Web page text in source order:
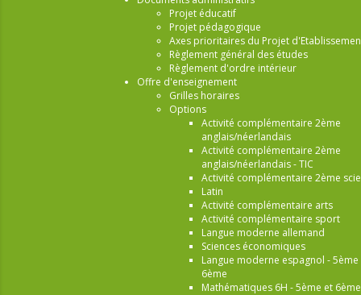
Projet éducatif
Projet pédagogique
Axes prioritaires du Projet
Règlement général des études
Règlement d'ordre intérieur
Offre d'enseignement
Grilles horaires
Options
Activité complémentaire 2ème
anglais/néerlandais
Activité complémentaire 2ème
anglais/néerlandais - TIC
Activité complémentaire 2ème
Latin
Activité complémentaire arts
Activité complémentaire sport
Langue moderne allemand
Sciences économiques
Langue moderne espagnol - 5ème
6ème
Mathématiques 6H - 5ème et 6ème